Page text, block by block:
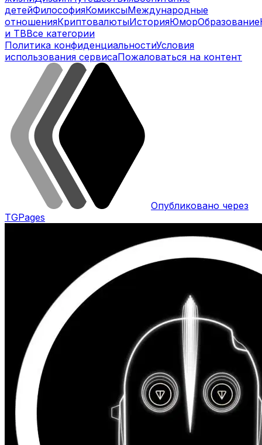
детейФилософияКомиксыМеждународные
отношенияКриптовалютыИсторияЮморОбразование
и ТВВсе категории
Политика конфиденциальностиУсловия
использования сервисаПожаловаться на контент
Опубликовано через
TGPages